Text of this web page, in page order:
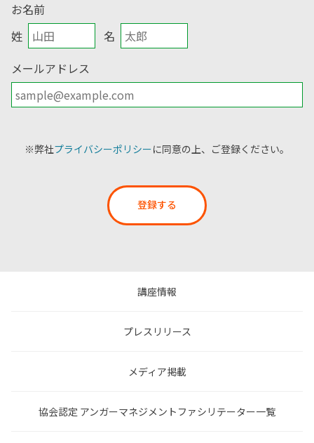
お名前
姓
名
メールアドレス
※弊社プライバシーポリシーに同意の上、ご登録ください。
登録する
講座情報
プレスリリース
メディア掲載
協会認定 アンガーマネジメントファシリテーター一覧